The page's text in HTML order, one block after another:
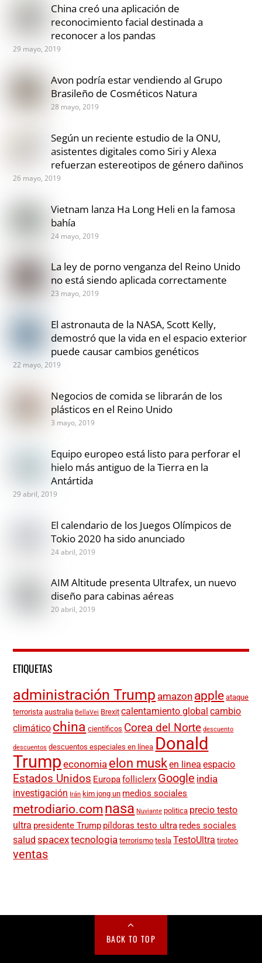
China creó una aplicación de
reconocimiento facial destinada a
reconocer a los pandas
29 mayo, 2019
Avon podría estar vendiendo al Grupo
Brasileño de Cosméticos Natura
28 mayo, 2019
Según un reciente estudio de la ONU,
asistentes digitales como Siri y Alexa
refuerzan estereotipos de género dañinos
26 mayo, 2019
Vietnam lanza Ha Long Heli en la famosa
bahía
24 mayo, 2019
La ley de porno venganza del Reino Unido
no está siendo aplicada correctamente
23 mayo, 2019
El astronauta de la NASA, Scott Kelly,
demostró que la vida en el espacio exterior
puede causar cambios genéticos
22 mayo, 2019
Negocios de comida se librarán de los
plásticos en el Reino Unido
3 mayo, 2019
Equipo europeo está listo para perforar el
hielo más antiguo de la Tierra en la
Antártida
29 abril, 2019
El calendario de los Juegos Olímpicos de
Tokio 2020 ha sido anunciado
24 abril, 2019
AIM Altitude presenta Ultrafex, un nuevo
diseño para cabinas aéreas
20 abril, 2019
ETIQUETAS
administración Trump amazon apple ataque
terrorista australia BellaVei Brexit calentamiento global cambio
climático china científicos Corea del Norte descuento
descuentos descuentos especiales en línea Donald
Trump economia elon musken linea espacio
Estados Unidos Europafolliclerx Google india
investigación Irán kim jong un medios sociales
metrodiario.com nasa Nuviante politica precio testo
ultra presidente Trump píldoras testo ultra redes sociales
salud spacextecnologia terrorismo tesla TestoUltra tiroteo
ventas
BACK TO TOP